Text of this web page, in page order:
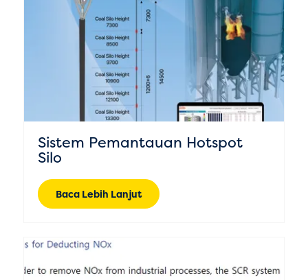
Sistem Pemantauan Hotspot
Silo
Baca Lebih Lanjut